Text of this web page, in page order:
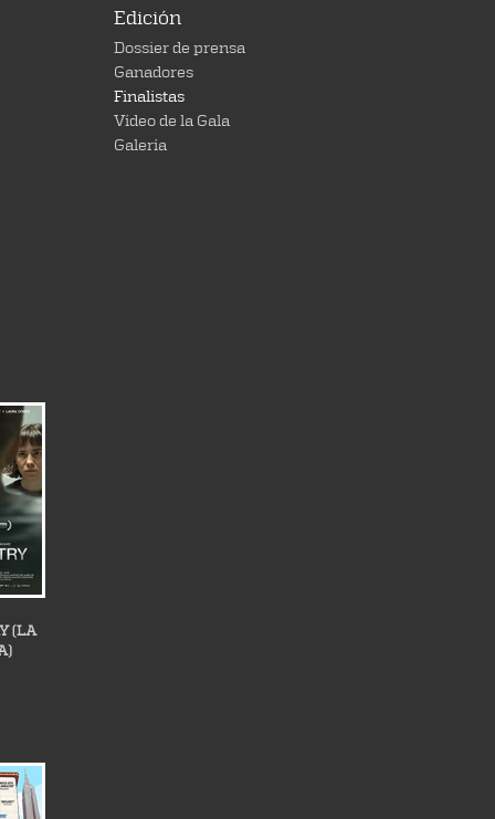
Edición
Dossier de prensa
Ganadores
Finalistas
Vídeo de la Gala
Galería
(LA